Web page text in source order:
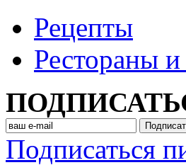
Рецепты
Рестораны
Подписаться